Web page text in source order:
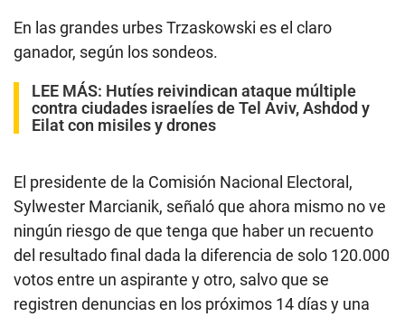
En las grandes urbes Trzaskowski es el claro
ganador, según los sondeos.
LEE MÁS: Hutíes reivindican ataque múltiple
contra ciudades israelíes de Tel Aviv, Ashdod y
Eilat con misiles y drones
El presidente de la Comisión Nacional Electoral,
Sylwester Marcianik, señaló que ahora mismo no ve
ningún riesgo de que tenga que haber un recuento
del resultado final dada la diferencia de solo 120.000
votos entre un aspirante y otro, salvo que se
registren denuncias en los próximos 14 días y una